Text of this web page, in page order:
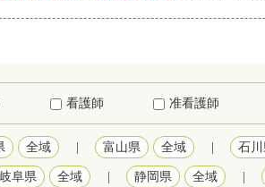
看護師 准看護師
全域 富山県 全域 石
岐阜県 全域 静岡県 全域